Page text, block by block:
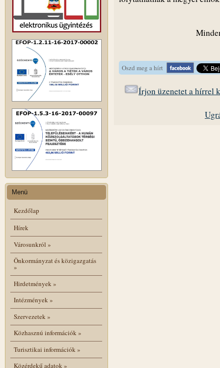
Menü
Kezdőlap
Hírek
Városunkról »
Önkormányzat és közigazgatás
»
Hirdetmények»
Intézmények»
Szervezetek»
Közhasznú információk»
Turisztikai információk»
Közérdekű adatok»
Oszd meg a hírt
Írjon üzenetet a hírrel